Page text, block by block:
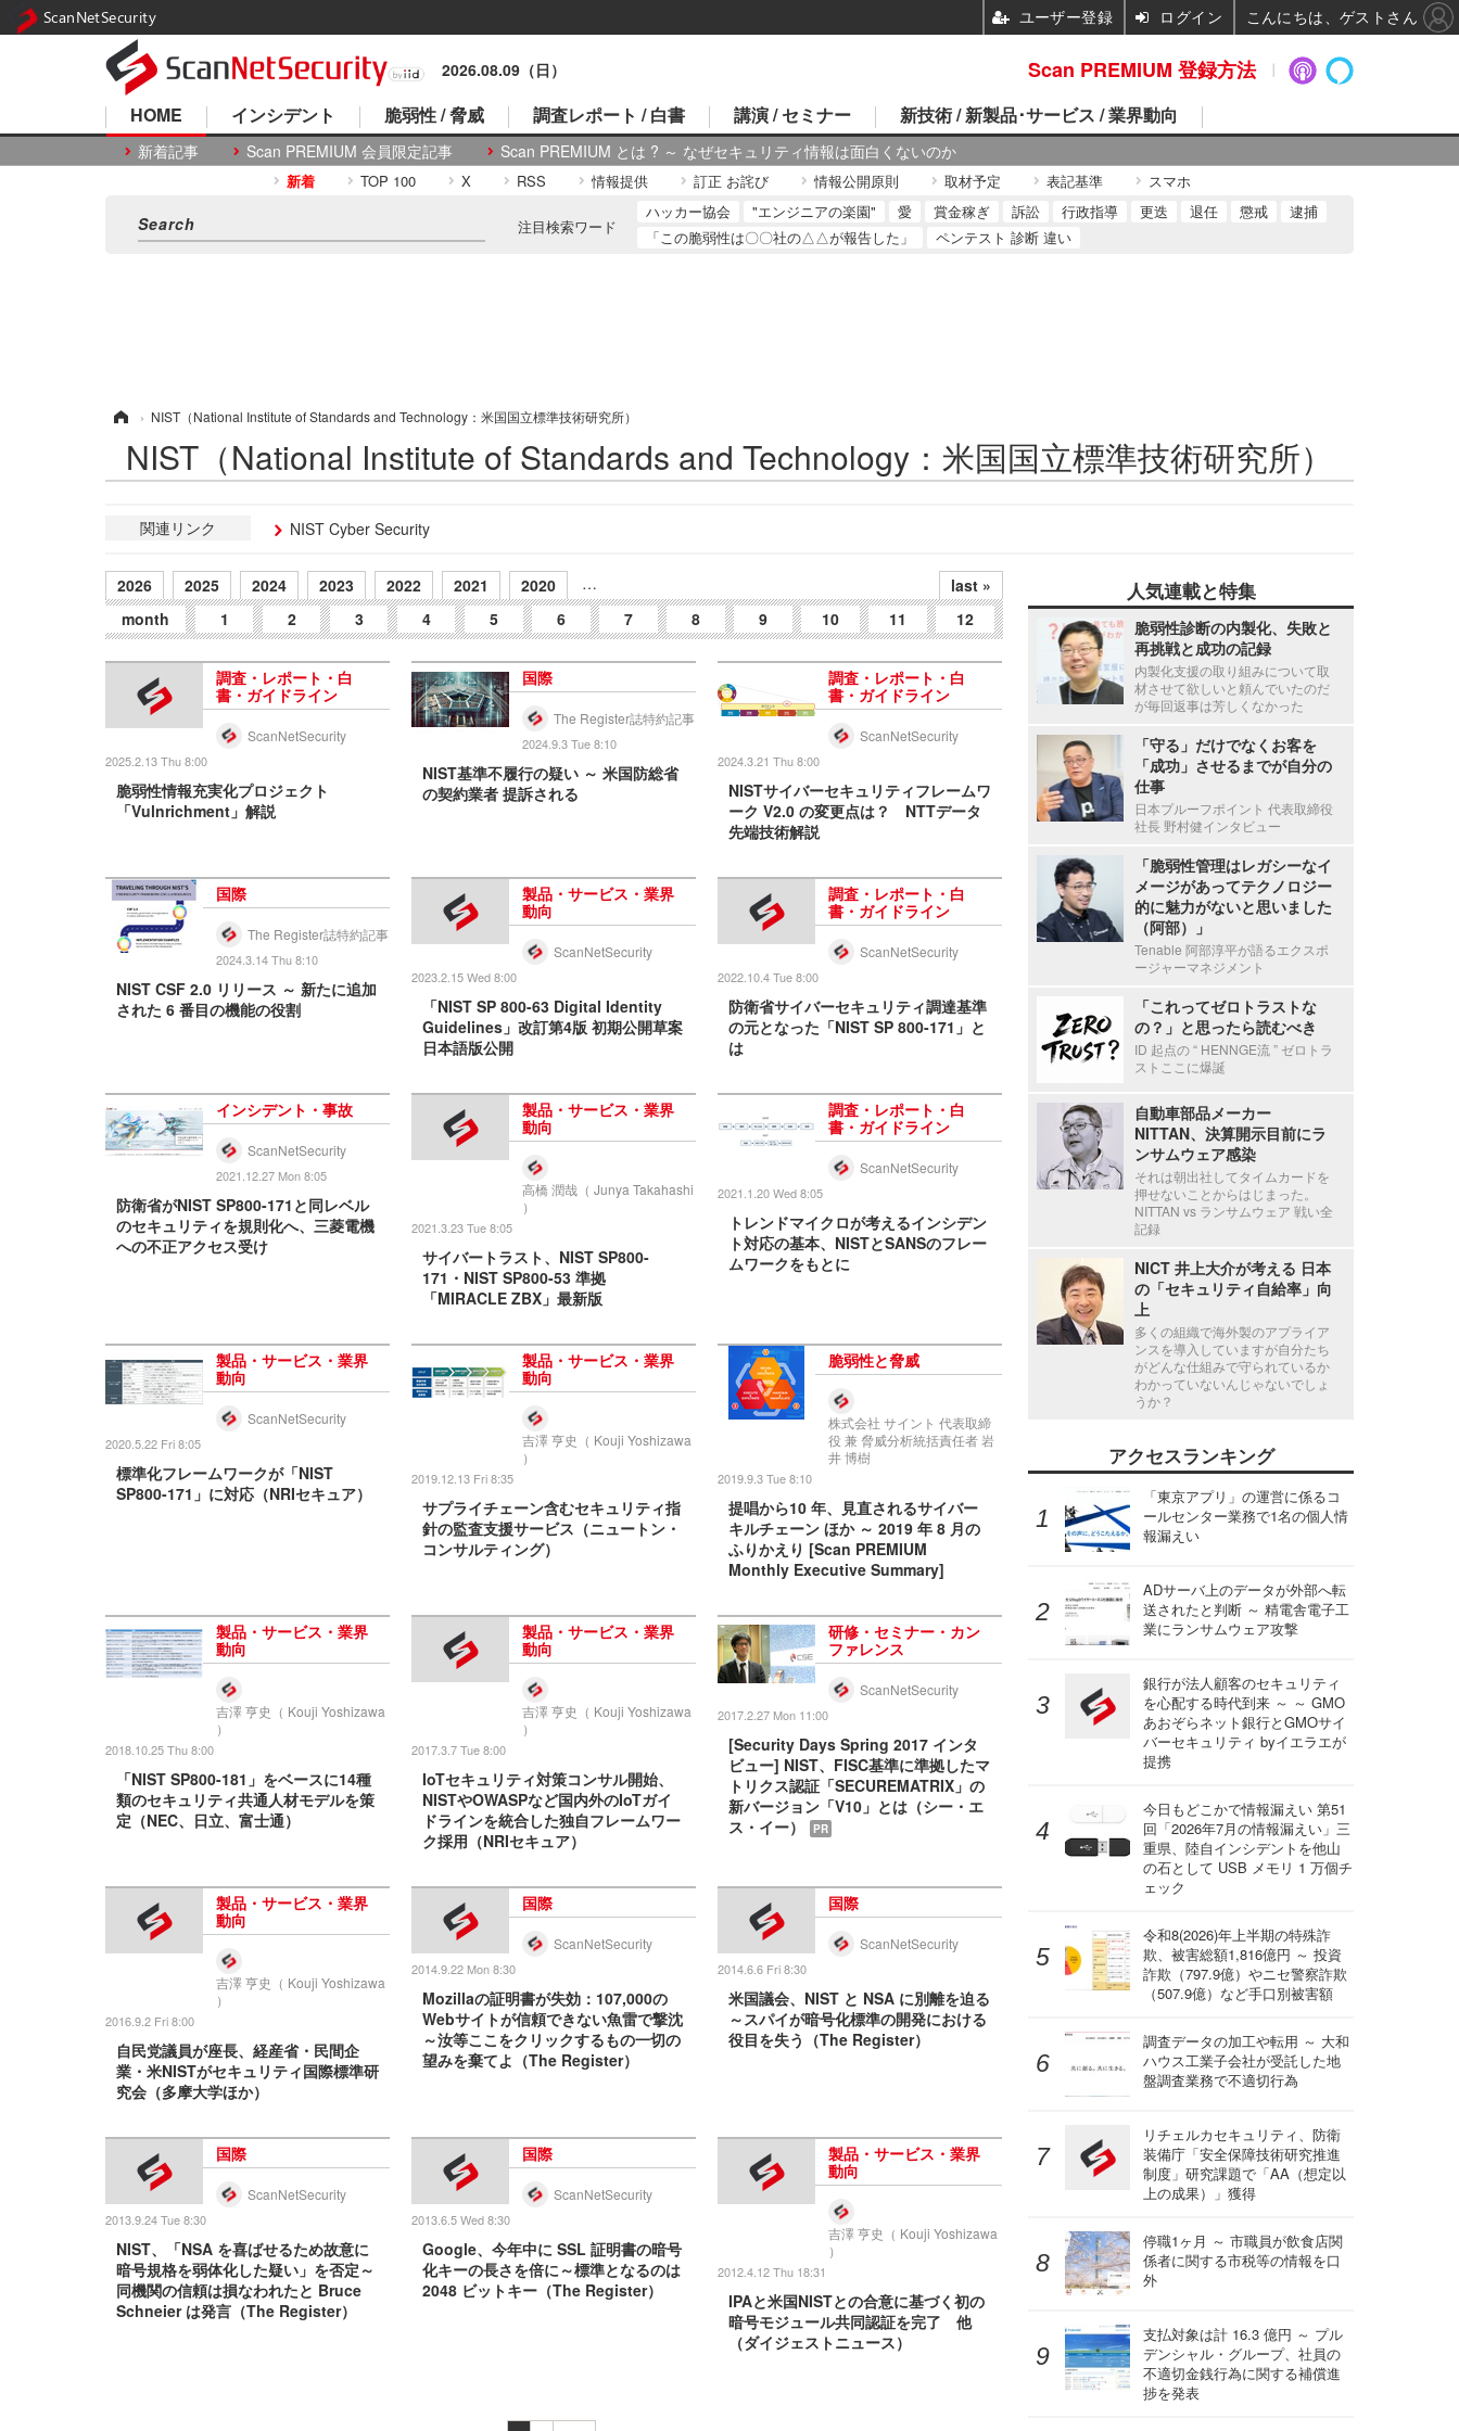
2026.08.09（日）
HOME
新着記事 Scan PREMIUM 会員限定記事 Scan PREMIUM とは ? ～ なぜセキュリティ情報は面白くないのか
インシデント 脆弱性 / 脅威 調査レポート / 白書 講演 / セミナー 新技術 / 新製品･サービス / 業界動向
新着 TOP 100 X RSS 情報提供 訂正 お詫び 情報公開原則 取材予定 表記基準 スマホ
注目検索ワード
ハッカー協会 "エンジニアの楽園" 愛 賞金稼ぎ 訴訟 行政指導 更迭 退任 懲戒
逮捕
「この脆弱性は〇〇社の△△が報告した」
ペンテスト 診断 違い
› NIST（National Institute of Standards and Technology：米国国立標準技術研究所）
NIST（National Institute of Standards and Technology：米国国立標準技術研究所）
関連リンク NIST Cyber Security
2026 2025 2024 2023 2022 2021 2020 …
last »
month
1 2 3 4 5 6 7 8 9 10 11 12
調査・レポート・白
書・ガイドライン
ScanNetSecurity
2025.2.13 Thu 8:00
脆弱性情報充実化プロジェクト
「Vulnrichment」解説
国際
The Register誌特約記事
2024.9.3 Tue 8:10
NIST基準不履行の疑い ～ 米国防総省
の契約業者 提訴される
調査・レポート・白
書・ガイドライン
ScanNetSecurity
2024.3.21 Thu 8:00
NISTサイバーセキュリティフレームワ
ーク V2.0 の変更点は？ NTTデータ
先端技術解説
国際
The Register誌特約記事
2024.3.14 Thu 8:10
NIST CSF 2.0 リリース ～ 新たに追加
された 6 番目の機能の役割
製品・サービス・業界
動向
ScanNetSecurity
2023.2.15 Wed 8:00
「NIST SP 800-63 Digital Identity
Guidelines」改訂第4版 初期公開草案
日本語版公開
調査・レポート・白
書・ガイドライン
ScanNetSecurity
2022.10.4 Tue 8:00
防衛省サイバーセキュリティ調達基準
の元となった「NIST SP 800-171」と
は
インシデント・事故
ScanNetSecurity
2021.12.27 Mon 8:05
防衛省がNIST SP800-171と同レベル
のセキュリティを規則化へ、三菱電機
への不正アクセス受け
製品・サービス・業界
動向
高橋 潤哉（ Junya Takahashi
）
2021.3.23 Tue 8:05
サイバートラスト、NIST SP800-
171・NIST SP800-53 準拠
「MIRACLE ZBX」最新版
調査・レポート・白
書・ガイドライン
ScanNetSecurity
2021.1.20 Wed 8:05
トレンドマイクロが考えるインシデン
ト対応の基本、NISTとSANSのフレー
ムワークをもとに
製品・サービス・業界
動向
ScanNetSecurity
2020.5.22 Fri 8:05
標準化フレームワークが「NIST
SP800-171」に対応（NRIセキュア）
製品・サービス・業界
動向
吉澤 亨史（ Kouji Yoshizawa
）
2019.12.13 Fri 8:35
サプライチェーン含むセキュリティ指
針の監査支援サービス（ニュートン・
コンサルティング）
脆弱性と脅威
株式会社 サイント 代表取締
役 兼 脅威分析統括責任者 岩
井 博樹
2019.9.3 Tue 8:10
提唱から10 年、見直されるサイバー
キルチェーン ほか ～ 2019 年 8 月の
ふりかえり [Scan PREMIUM
Monthly Executive Summary]
製品・サービス・業界
動向
吉澤 亨史（ Kouji Yoshizawa
）
2018.10.25 Thu 8:00
「NIST SP800-181」をベースに14種
類のセキュリティ共通人材モデルを策
定（NEC、日立、富士通）
製品・サービス・業界
動向
吉澤 亨史（ Kouji Yoshizawa
）
2017.3.7 Tue 8:00
IoTセキュリティ対策コンサル開始、
NISTやOWASPなど国内外のIoTガイ
ドラインを統合した独自フレームワー
ク採用（NRIセキュア）
研修・セミナー・カン
ファレンス
ScanNetSecurity
2017.2.27 Mon 11:00
[Security Days Spring 2017 インタ
ビュー] NIST、FISC基準に準拠したマ
トリクス認証「SECUREMATRIX」の
新バージョン「V10」とは（シー・エ
ス・イー）
PR
製品・サービス・業界
動向
吉澤 亨史（ Kouji Yoshizawa
）
2016.9.2 Fri 8:00
自民党議員が座長、経産省・民間企
業・米NISTがセキュリティ国際標準研
究会（多摩大学ほか）
国際
ScanNetSecurity
2014.9.22 Mon 8:30
Mozillaの証明書が失効：107,000の
Webサイトが信頼できない魚雷で撃沈
～汝等ここをクリックするもの一切の
望みを棄てよ（The Register）
国際
ScanNetSecurity
2014.6.6 Fri 8:30
米国議会、NIST と NSA に別離を迫る
～スパイが暗号化標準の開発における
役目を失う（The Register）
国際
ScanNetSecurity
2013.9.24 Tue 8:30
NIST、「NSA を喜ばせるため故意に
暗号規格を弱体化した疑い」を否定～
同機関の信頼は損なわれたと Bruce
Schneier は発言（The Register）
国際
ScanNetSecurity
2013.6.5 Wed 8:30
Google、今年中に SSL 証明書の暗号
化キーの長さを倍に～標準となるのは
2048 ビットキー（The Register）
製品・サービス・業界
動向
吉澤 亨史（ Kouji Yoshizawa
）
2012.4.12 Thu 18:31
IPAと米国NISTとの合意に基づく初の
暗号モジュール共同認証を完了 他
（ダイジェストニュース）
人気連載と特集
脆弱性診断の内製化、失敗と
再挑戦と成功の記録
内製化支援の取り組みについて取
材させて欲しいと頼んでいたのだ
が毎回返事は芳しくなかった
「守る」だけでなくお客を
「成功」させるまでが自分の
仕事
日本プルーフポイント 代表取締役
社長 野村健インタビュー
「脆弱性管理はレガシーなイ
メージがあってテクノロジー
的に魅力がないと思いました
（阿部）」
Tenable 阿部淳平が語るエクスポ
ージャーマネジメント
「これってゼロトラストな
の？」と思ったら読むべき
ID 起点の “ HENNGE流 ” ゼロトラ
ストここに爆誕
自動車部品メーカー
NITTAN、決算開示目前にラ
ンサムウェア感染
それは朝出社してタイムカードを
押せないことからはじまった。
NITTAN vs ランサムウェア 戦い全
記録
NICT 井上大介が考える 日本
の「セキュリティ自給率」向
上
多くの組織で海外製のアプライア
ンスを導入していますが自分たち
がどんな仕組みで守られているか
わかっていないんじゃないでしょ
うか？
アクセスランキング
「東京アプリ」の運営に係るコ
ールセンター業務で1名の個人情
報漏えい
ADサーバ上のデータが外部へ転
送されたと判断 ～ 精電舎電子工
業にランサムウェア攻撃
銀行が法人顧客のセキュリティ
を心配する時代到来 ～ ～ GMO
あおぞらネット銀行とGMOサイ
バーセキュリティ byイエラエが
提携
今日もどこかで情報漏えい 第51
回「2026年7月の情報漏えい」三
重県、陸自インシデントを他山
の石として USB メモリ 1 万個チ
ェック
令和8(2026)年上半期の特殊詐
欺、被害総額1,816億円 ～ 投資
詐欺（797.9億）やニセ警察詐欺
（507.9億）など手口別被害額
調査データの加工や転用 ～ 大和
ハウス工業子会社が受託した地
盤調査業務で不適切行為
リチェルカセキュリティ、防衛
装備庁「安全保障技術研究推進
制度」研究課題で「AA（想定以
上の成果）」獲得
停職1ヶ月 ～ 市職員が飲食店関
係者に関する市税等の情報を口
外
支払対象は計 16.3 億円 ～ プル
デンシャル・グループ、社員の
不適切金銭行為に関する補償進
捗を発表
Scan PREMIUM 登録方法
ScanNetSecurity ユーザー登録 ログイン こんにちは、ゲストさん